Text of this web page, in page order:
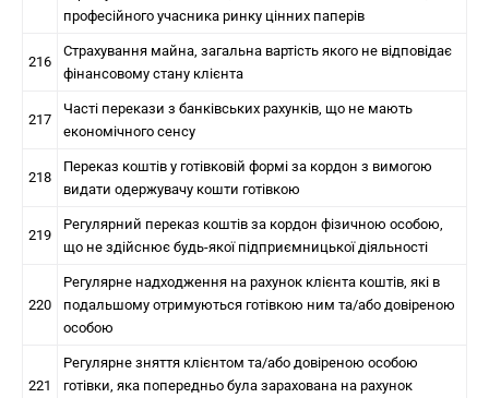
професійного учасника ринку цінних паперів
216
Страхування майна, загальна вартість якого не відповідає
фінансовому стану клієнта
217
Часті перекази з банківських рахунків, що не мають
економічного сенсу
218
Переказ коштів у готівковій формі за кордон з вимогою
видати одержувачу кошти готівкою
219
Регулярний переказ коштів за кордон фізичною особою,
що не здійснює будь-якої підприємницької діяльності
220
Регулярне надходження на рахунок клієнта коштів, які в
подальшому отримуються готівкою ним та/або довіреною
особою
221
Регулярне зняття клієнтом та/або довіреною особою
готівки, яка попередньо була зарахована на рахунок